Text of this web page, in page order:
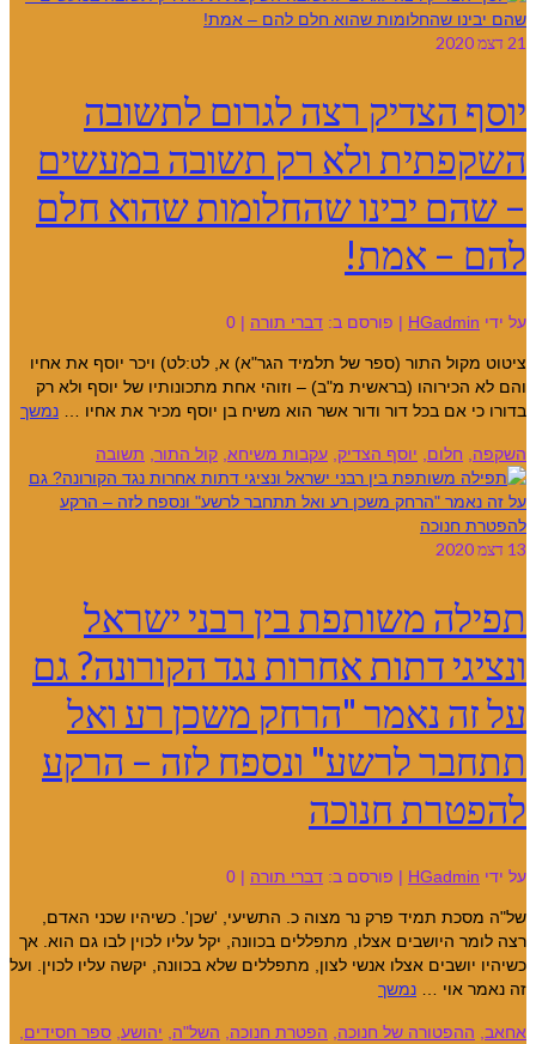
21דצמ 2020
יוסף הצדיק רצה לגרום לתשובה
השקפתית ולא רק תשובה במעשים
– שהם יבינו שהחלומות שהוא חלם
להם – אמת!
על ידי HGadmin
| פורסם ב: דברי תורה |
0
ציטוט מקול התור (ספר של תלמיד הגר"א) א, לט:לט) ויכר יוסף את אחיו
והם לא הכירוהו (בראשית מ"ב) – וזוהי אחת מתכונותיו של יוסף ולא רק
בדורו כי אם בכל דור ודור אשר הוא משיח בן יוסף מכיר את אחיו … נמשך
השקפה, חלום, יוסף הצדיק, עקבות משיחא, קול התור, תשובה
13דצמ 2020
תפילה משותפת בין רבני ישראל
ונציגי דתות אחרות נגד הקורונה? גם
על זה נאמר "הרחק משכן רע ואל
תתחבר לרשע" ונספח לזה – הרקע
להפטרת חנוכה
על ידי HGadmin
| פורסם ב: דברי תורה |
0
של"ה מסכת תמיד פרק נר מצוה כ. התשיעי, 'שכן'. כשיהיו שכני האדם,
רצה לומר היושבים אצלו, מתפללים בכוונה, יקל עליו לכוין לבו גם הוא. אך
כשיהיו יושבים אצלו אנשי לצון, מתפללים שלא בכוונה, יקשה עליו לכוין. ועל
זה נאמר אוי … נמשך
אחאב, ההפטורה של חנוכה, הפטרת חנוכה, השל"ה, יהושע, ספר חסידים,